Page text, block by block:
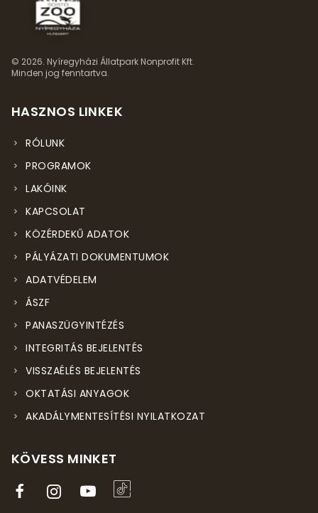
© 2026. Nyíregyházi Állatpark Nonprofit Kft.
Minden jog fenntartva.
HASZNOS LINKEK
RÓLUNK
PROGRAMOK
LAKÓINK
KAPCSOLAT
KÖZÉRDEKŰ ADATOK
PÁLYÁZATI DOKUMENTUMOK
ADATVÉDELEM
ÁSZF
PANASZÜGYINTÉZÉS
INTEGRITÁS BEJELENTÉS
VISSZAÉLÉS BEJELENTÉS
OKTATÁSI ANYAGOK
AKADÁLYMENTESÍTÉSI NYILATKOZAT
KÖVESS MINKET